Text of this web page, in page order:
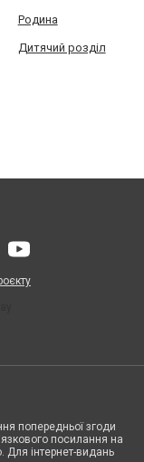
Родина
Дитячий розділ
попередньої згоди
посилання на
Для інтернет-видань